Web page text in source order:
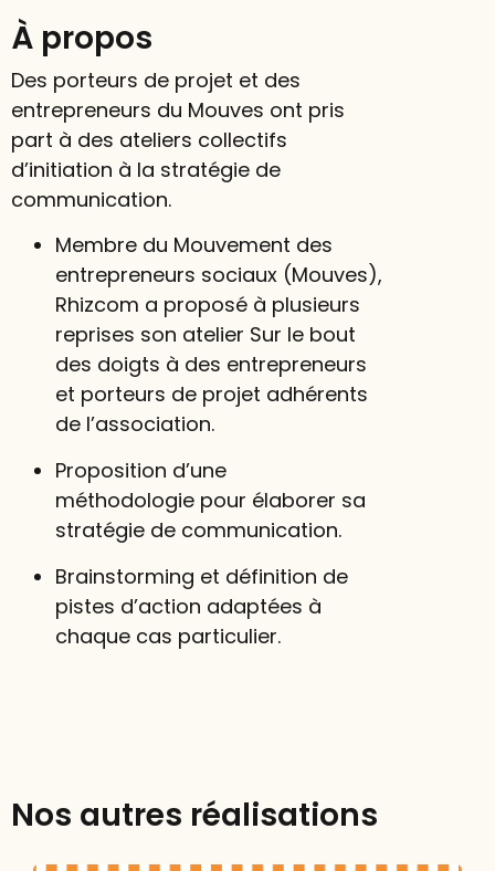
À propos
Des porteurs de projet et des
entrepreneurs du Mouves ont pris
part à des ateliers collectifs
d’initiation à la stratégie de
communication.
Membre du Mouvement des
entrepreneurs sociaux (Mouves),
Rhizcom a proposé à plusieurs
reprises son atelier Sur le bout
des doigts à des entrepreneurs
et porteurs de projet adhérents
de l’association.
Proposition d’une
méthodologie pour élaborer sa
stratégie de communication.
Brainstorming et définition de
pistes d’action adaptées à
chaque cas particulier.
Nos autres réalisations